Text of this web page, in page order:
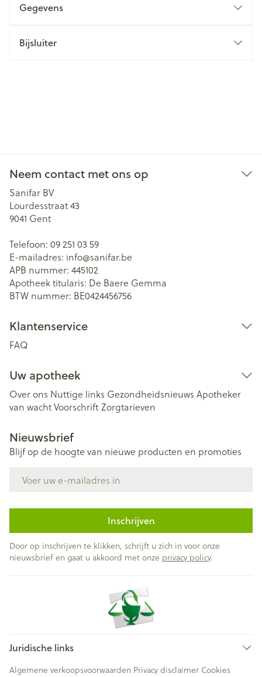
Gegevens
Bijsluiter
Neem contact met ons op
Sanifar BV
Lourdesstraat 43
9041 Gent
Telefoon: 09 251 03 59
E-mailadres: info@sanifar.be
APB nummer: 445102
Apotheek titularis: De Baere Gemma
BTW nummer: BE0424456756
Klantenservice
FAQ
Uw apotheek
Over ons Nuttige links Gezondheidsnieuws Apotheker
van wachtVoorschriftZorgtarieven
Nieuwsbrief
Blijf op de hoogte van nieuwe producten en promoties
Inschrijven
Door op inschrijven te klikken, schrijft u zich in voor onze
nieuwsbrief en gaat u akkoord met onze privacy policy.
Juridische links
Algemene verkoopsvoorwaarden Privacy disclaimer Cookies